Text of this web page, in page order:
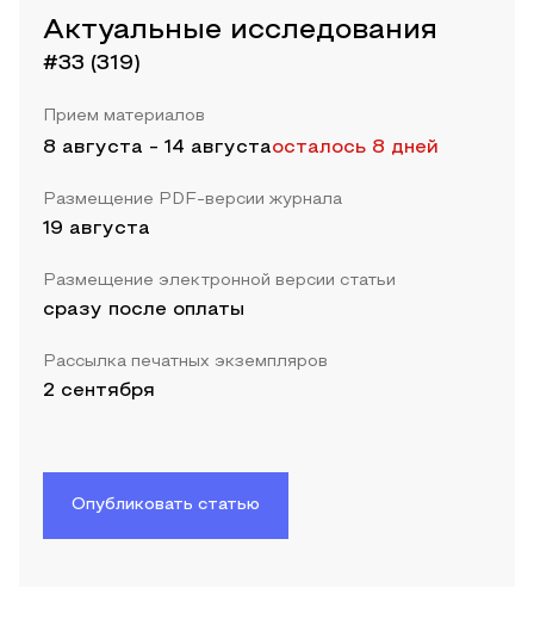
Актуальные исследования
#33 (319)
Прием материалов
8 августа - 14 августаосталось 8 дней
Размещение PDF-версии журнала
19 августа
Размещение электронной версии статьи
сразу после оплаты
Рассылка печатных экземпляров
2 сентября
Опубликовать статью